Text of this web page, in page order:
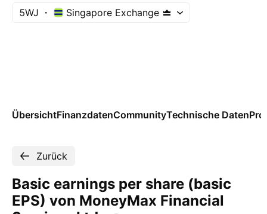
5WJ Singapore Exchange
ÜbersichtFinanzdatenCommunityTechnische Daten
Zurück
Basic earnings per share (basic
EPS) von MoneyMax Financial